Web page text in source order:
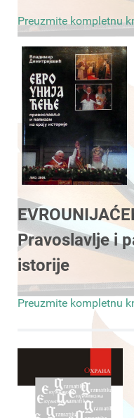
Preuzmite kompletnu
Pravoslavlje i
istorije
Preuzmite kompletnu